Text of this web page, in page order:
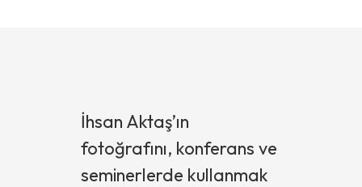
İhsan Aktaş’ın
fotoğrafını, konferans ve
seminerlerde kullanmak